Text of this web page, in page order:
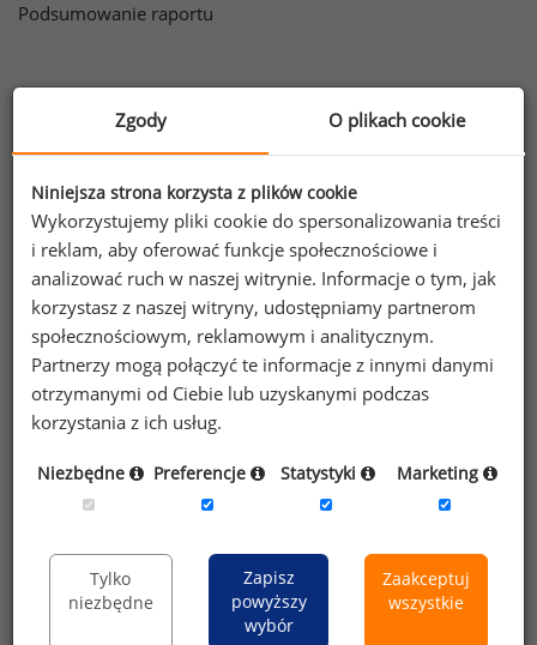
Podsumowanie raportu
Informacje o raporcie
Ogólna charakterystyka raportu
Informacje zawarte w raporcie
Struktura raportu
Warunki korzystania z Raportu Płacowego
Raport posiada nowszą wersję:
Chcesz kupić raport?
Zgody O plikach cookie
Niniejsza strona korzysta z plików cookie
Wykorzystujemy pliki cookie do spersonalizowania treści
i reklam, aby oferować funkcje społecznościowe i
analizować ruch w naszej witrynie. Informacje o tym, jak
korzystasz z naszej witryny, udostępniamy partnerom
społecznościowym, reklamowym i analitycznym.
Partnerzy mogą połączyć te informacje z innymi danymi
otrzymanymi od Ciebie lub uzyskanymi podczas
korzystania z ich usług.
Niezbędne Preferencje Statystyki Marketing
Tylko
niezbędne
Zapisz
powyższy
wybór
Zaakceptuj
wszystkie